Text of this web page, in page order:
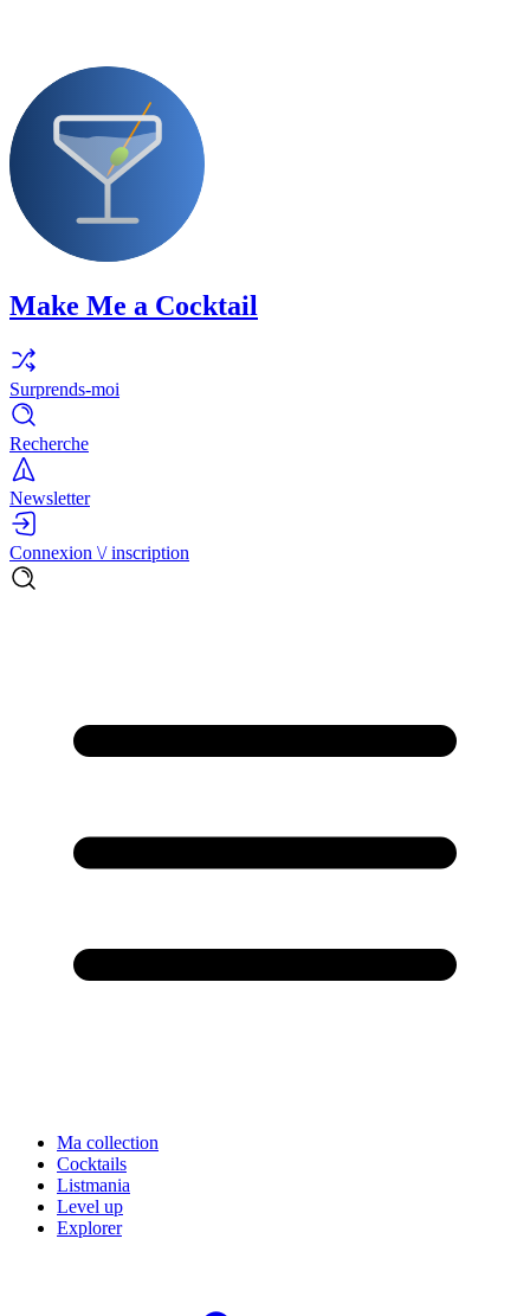
Make Me a Cocktail
Surprends-moi
Recherche
Newsletter
Connexion \/ inscription
Ma collection
Cocktails
Listmania
Level up
Explorer